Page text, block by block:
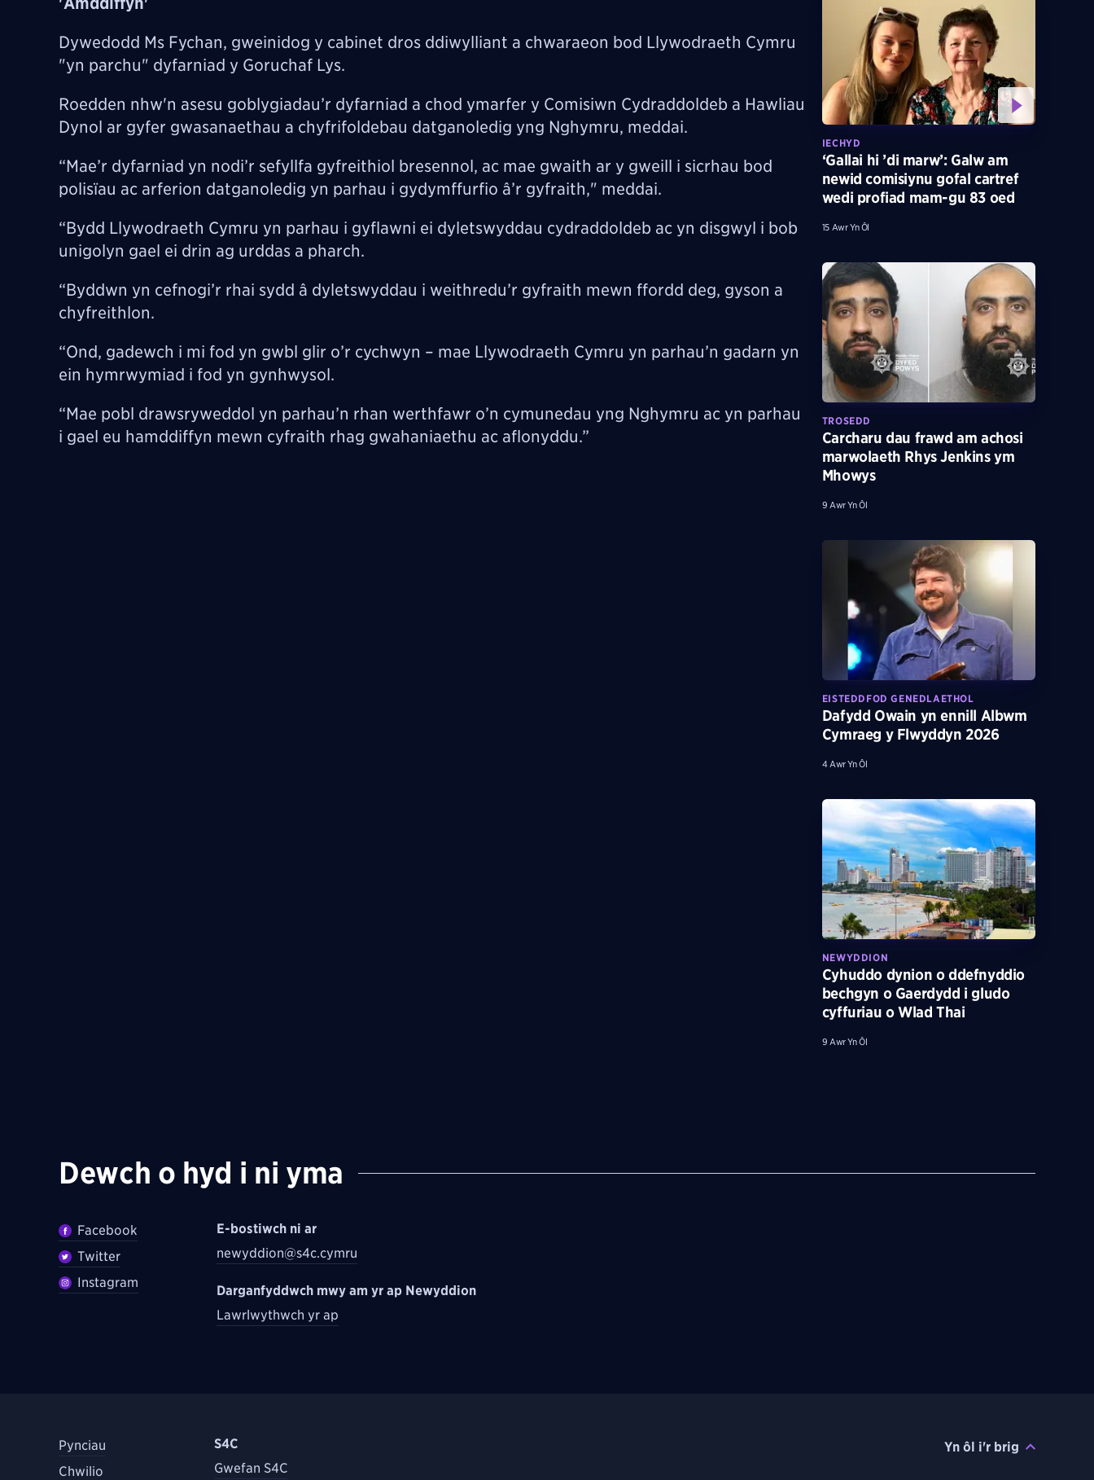
Dywedodd Ms Fychan, gweinidog y cabinet dros ddiwylliant a chwaraeon bod Llywodraeth Cymru
"yn parchu" dyfarniad y Goruchaf Lys.
Roedden nhw'n asesu goblygiadau’r dyfarniad a chod ymarfer y Comisiwn Cydraddoldeb a Hawliau
Dynol ar gyfer gwasanaethau a chyfrifoldebau datganoledig yng Nghymru, meddai.
“Mae’r dyfarniad yn nodi’r sefyllfa gyfreithiol bresennol, ac mae gwaith ar y gweill i sicrhau bod
polisïau ac arferion datganoledig yn parhau i gydymffurfio â’r gyfraith," meddai.
“Bydd Llywodraeth Cymru yn parhau i gyflawni ei dyletswyddau cydraddoldeb ac yn disgwyl i bob
unigolyn gael ei drin ag urddas a pharch.
“Byddwn yn cefnogi’r rhai sydd â dyletswyddau i weithredu’r gyfraith mewn ffordd deg, gyson a
chyfreithlon.
“Ond, gadewch i mi fod yn gwbl glir o’r cychwyn – mae Llywodraeth Cymru yn parhau’n gadarn yn
ein hymrwymiad i fod yn gynhwysol.
“Mae pobl drawsryweddol yn parhau’n rhan werthfawr o’n cymunedau yng Nghymru ac yn parhau
i gael eu hamddiffyn mewn cyfraith rhag gwahaniaethu ac aflonyddu.”
IECHYD
‘Gallai hi ’di marw’: Galw am
newid comisiynu gofal cartref
wedi profiad mam-gu 83 oed
15 Awr Yn Ôl
TROSEDD
Carcharu dau frawd am achosi
marwolaeth Rhys Jenkins ym
Mhowys
9 Awr Yn Ôl
EISTEDDFOD GENEDLAETHOL
Dafydd Owain yn ennill Albwm
Cymraeg y Flwyddyn 2026
4 Awr Yn Ôl
NEWYDDION
Cyhuddo dynion o ddefnyddio
bechgyn o Gaerdydd i gludo
cyffuriau o Wlad Thai
9 Awr Yn Ôl
Dewch o hyd i ni yma
Facebook
Twitter
Instagram
E-bostiwch ni ar
newyddion@s4c.cymru
Darganfyddwch mwy am yr ap Newyddion
Lawrlwythwch yr ap
Pynciau
Chwilio
S4C
Gwefan S4C
Yn ôl i'r brig